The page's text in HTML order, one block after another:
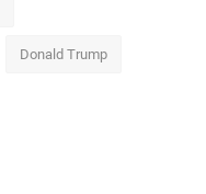
Donald Trump